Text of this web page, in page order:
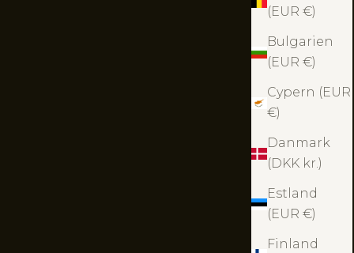
(EUR €)
Bulgarien
(EUR €)
Cypern (EUR
€)
Danmark
(DKK kr.)
Estland
(EUR €)
Finland